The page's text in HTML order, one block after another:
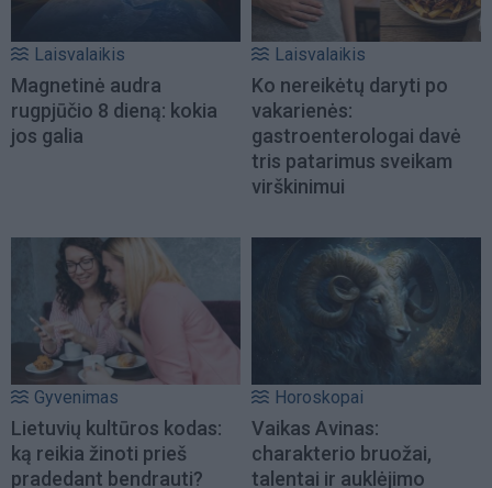
Laisvalaikis
Magnetinė audra
rugpjūčio 8 dieną: kokia
jos galia
Laisvalaikis
Ko nereikėtų daryti po
vakarienės:
gastroenterologai davė
tris patarimus sveikam
virškinimui
Gyvenimas
Lietuvių kultūros kodas:
ką reikia žinoti prieš
pradedant bendrauti?
Horoskopai
Vaikas Avinas:
charakterio bruožai,
talentai ir auklėjimo